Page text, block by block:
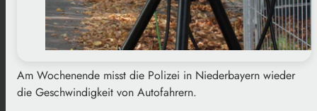
Am Wochenende misst die Polizei in Niederbayern wieder
die Geschwindigkeit von Autofahrern.